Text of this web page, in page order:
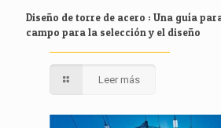
Diseño de torre de acero : Una guía
campo para la selección y el diseño
Leer más